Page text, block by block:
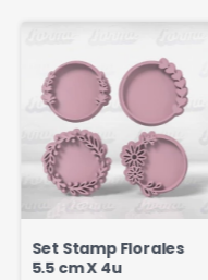
Set Stamp Florales
5.5 cm X 4u